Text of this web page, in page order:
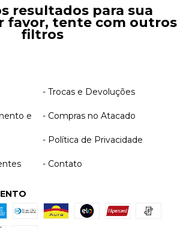
resultados para sua
favor, tente com outros
filtros
- Trocas e Devoluções
e
- Compras no Atacado
- Política de Privacidade
- Contato